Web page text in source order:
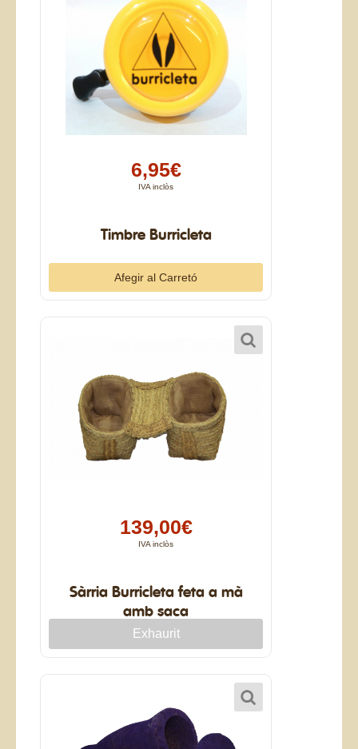
6,95€
IVA inclòs
Timbre Burricleta
139,00€
IVA inclòs
Sàrria Burricleta feta a mà
amb saca